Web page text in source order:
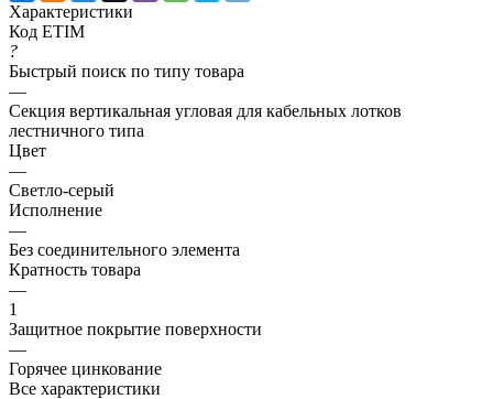
Характеристики
Код ETIM
?
Быстрый поиск по типу товара
—
Секция вертикальная угловая для кабельных лотков
лестничного типа
Цвет
—
Светло-серый
Исполнение
—
Без соединительного элемента
Кратность товара
—
1
Защитное покрытие поверхности
—
Горячее цинкование
Все характеристики